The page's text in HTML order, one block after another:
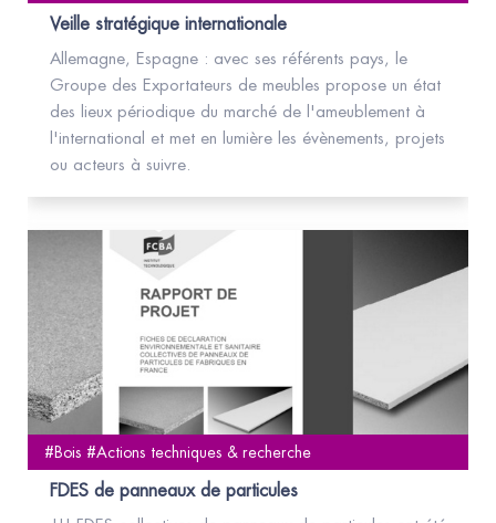
Veille stratégique internationale
Allemagne, Espagne : avec ses référents pays, le
Groupe des Exportateurs de meubles propose un état
des lieux périodique du marché de l'ameublement à
l'international et met en lumière les évènements, projets
ou acteurs à suivre.
#Bois #Actions techniques & recherche
FDES de panneaux de particules